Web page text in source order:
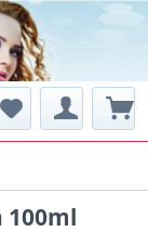
100ml